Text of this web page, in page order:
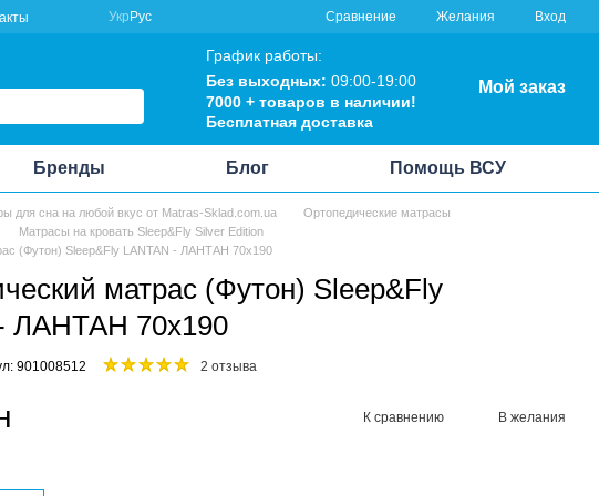
Укр Рус Сравнение Желания Вход
График работы:
Без выходных: 09:00-19:00
7000 + товаров в наличии!
Бесплатная доставка
Мой заказ
Бренды Блог Помощь ВСУ
для сна на любой вкус от Matras-Sklad.com.ua
Ортопедические матрасы
Матрасы на кровать Sleep&Fly Silver Edition
(Футон) Sleep&Fly LANTAN - ЛАНТАН 70x190
матрас (Футон) Sleep&Fly
ЛАНТАН 70x190
901008512 2 отзыва
К сравнению В желания